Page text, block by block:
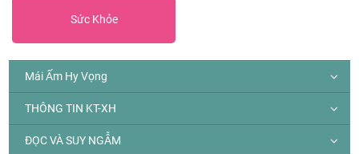
Sức Khỏe
Mái Ấm Hy Vọng
THÔNG TIN KT-XH
ĐỌC VÀ SUY NGẪM